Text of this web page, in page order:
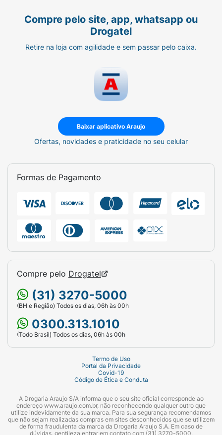
Compre pelo site, app, whatsapp ou
Drogatel
Retire na loja com agilidade e sem passar pelo caixa.
Baixar aplicativo Araujo
Ofertas, novidades e praticidade no seu celular
Formas de Pagamento
Compre pelo Drogatel
(31) 3270-5000
(BH e Região) Todos os dias, 06h às 00h
0300.313.1010
(Todo Brasil) Todos os dias, 06h às 00h
Termo de Uso
Portal da Privacidade
Covid-19
Código de Ética e Conduta
A Drogaria Araujo S/A informa que o seu site oficial corresponde ao
endereço www.araujo.com.br, não reconhecendo qualquer outro que
utilize indevidamente da sua marca. Para sua segurança recomendamos
que não sejam realizadas compras em sites desconhecidos que se utilizem
de forma fraudulenta da marca da Drogaria Araujo S.A. Em caso de
dúvidas, gentileza entrar em contato com (31) 3270-5000.